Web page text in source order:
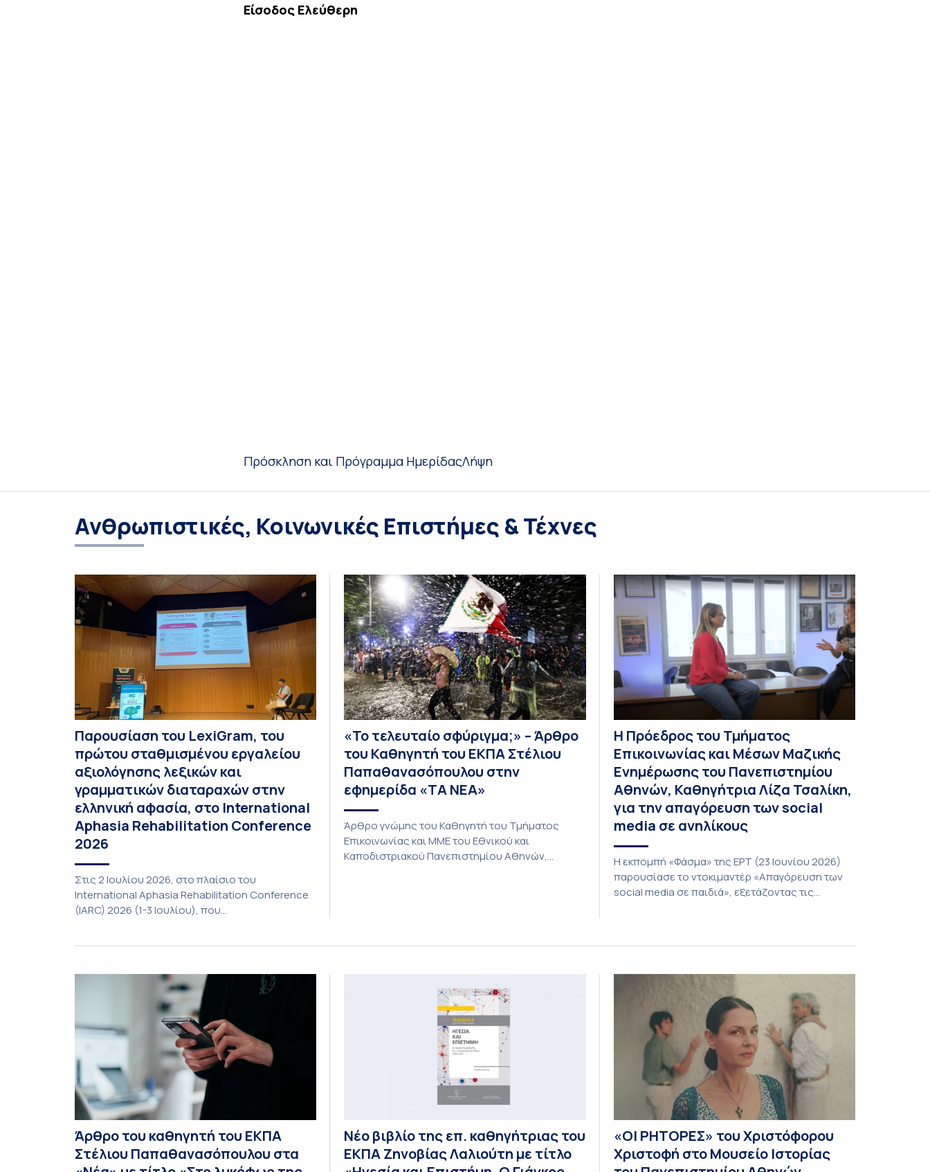
Είσοδος Ελεύθερη
Πρόσκληση και Πρόγραμμα ΗμερίδαςΛήψη
Ανθρωπιστικές, Κοινωνικές Επιστήμες & Τέχνες
Παρουσίαση του LexiGram, του
πρώτου σταθμισμένου εργαλείου
αξιολόγησης λεξικών και
γραμματικών διαταραχών στην
ελληνική αφασία, στο International
Aphasia Rehabilitation Conference
2026
Στις 2 Ιουλίου 2026, στο πλαίσιο του
International Aphasia Rehabilitation Conference
(IARC) 2026 (1-3 Ιουλίου), που
Σπυριδούλα Βαρλοκώστα, παρουσίασε το
LexiGram, ένα καινοτόμο, σταθμισμένο εργαλείο
αξιολόγησης των λεξικών και γραμματικών
διαταραχών σε ελληνόφωνους ασθενείς με
αφασία. Η αφασία είναι επίκτητη γλωσσική […]
«Το τελευταίο σφύριγμα;» – Άρθρο
του Καθηγητή του ΕΚΠΑ Στέλιου
Παπαθανασόπουλου στην
εφημερίδα «ΤΑ ΝΕΑ»
Άρθρο γνώμης του Καθηγητή του Τμήματος
Επικοινωνίας και ΜΜΕ του Εθνικού και
Καποδιστριακού Πανεπιστημίου Αθηνών,
τηλεοπτικό γεγονός σε απευθείας σύνδεση»
Η Πρόεδρος του Τμήματος
Επικοινωνίας και Μέσων Μαζικής
Ενημέρωσης του Πανεπιστημίου
Αθηνών, Καθηγήτρια Λίζα Τσαλίκη,
για την απαγόρευση των social
media σε ανηλίκους
Η εκπομπή «Φάσμα» της ΕΡΤ (23 Ιουνίου 2026)
παρουσίασε το ντοκιμαντέρ «Απαγόρευση των
social media σε παιδιά», εξετάζοντας τις
περιορισμοί ή οι απαγορεύσεις χρήσης των
μέσων κοινωνικής […]
Άρθρο του καθηγητή του ΕΚΠΑ
Στέλιου Παπαθανασόπουλου στα
Νέο βιβλίο της επ. καθηγήτριας του
ΕΚΠΑ Ζηνοβίας Λαλιούτη με τίτλο
«ΟΙ ΡΗΤΟΡΕΣ» του Χριστόφορου
Χριστοφή στο Μουσείο Ιστορίας